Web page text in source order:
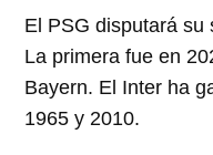
El PSG disputará su
La primera fue en
Bayern. El Inter ha
1965 y 2010.